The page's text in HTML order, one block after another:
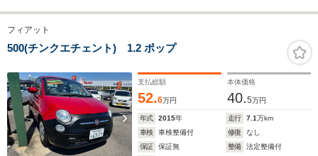
フィアット
500(チンクエチェント) 1.2 ポップ
支払総額
52.6万円
本体価格
40.5万円
年式 2015年 走行 7.1万km
車検
車検整備付 修復
なし
保証
保証無 整備
法定整備付